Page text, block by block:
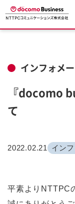
インフォメ
『docomo
て
2022.02.21 イン
平素よりNTTPC